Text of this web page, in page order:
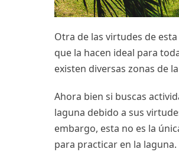
Otra de las virtudes de
que la hacen ideal para
existen diversas zonas de
Ahora bien si buscas
laguna debido a sus
embargo, esta no es la
para practicar en la laguna.